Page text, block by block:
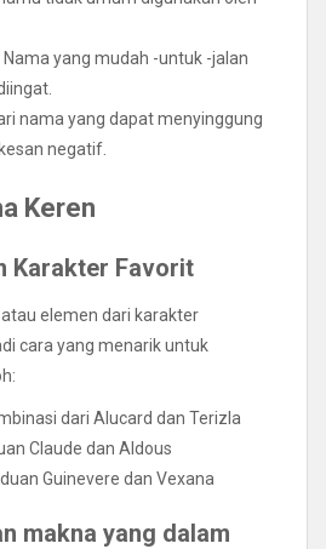
Nama yang mudah -untuk -jalan
nama yang dapat menyinggung
negatif.
Keren
Karakter Favorit
elemen dari karakter
cara yang menarik untuk
dari Alucard dan Terizla
Claude dan Aldous
Guinevere dan Vexana
makna yang dalam